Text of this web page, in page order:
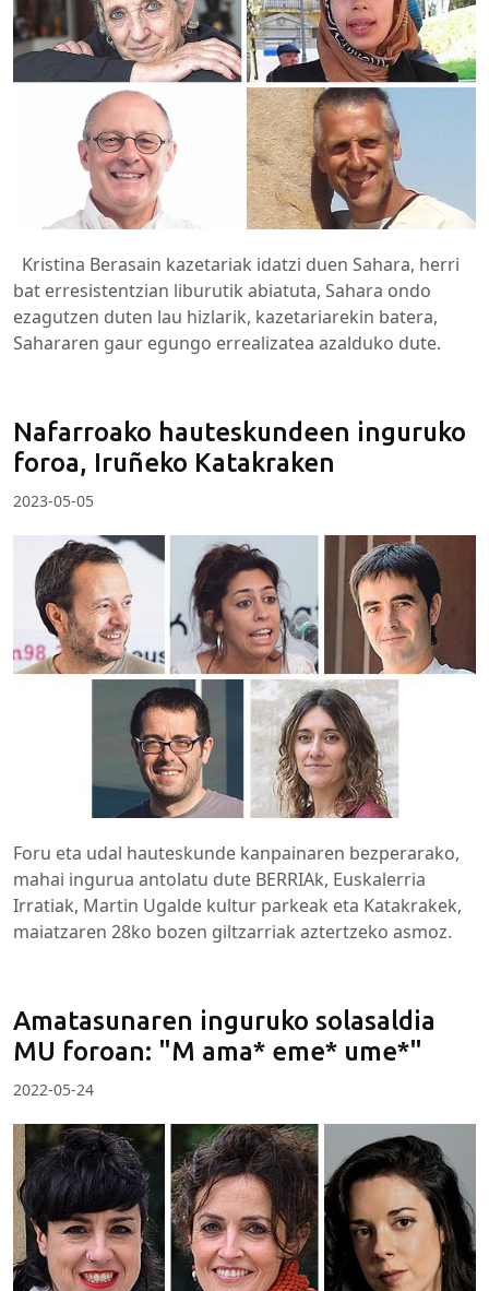
Kristina Berasain kazetariak idatzi duen Sahara, herri
bat erresistentzian liburutik abiatuta, Sahara ondo
ezagutzen duten lau hizlarik, kazetariarekin batera,
Sahararen gaur egungo errealizatea azalduko dute.
Nafarroako hauteskundeen inguruko
foroa, Iruñeko Katakraken
2023-05-05
Foru eta udal hauteskunde kanpainaren bezperarako,
mahai ingurua antolatu dute BERRIAk, Euskalerria
Irratiak, Martin Ugalde kultur parkeak eta Katakrakek,
maiatzaren 28ko bozen giltzarriak aztertzeko asmoz.
Amatasunaren inguruko solasaldia
MU foroan: "M ama* eme* ume*"
2022-05-24